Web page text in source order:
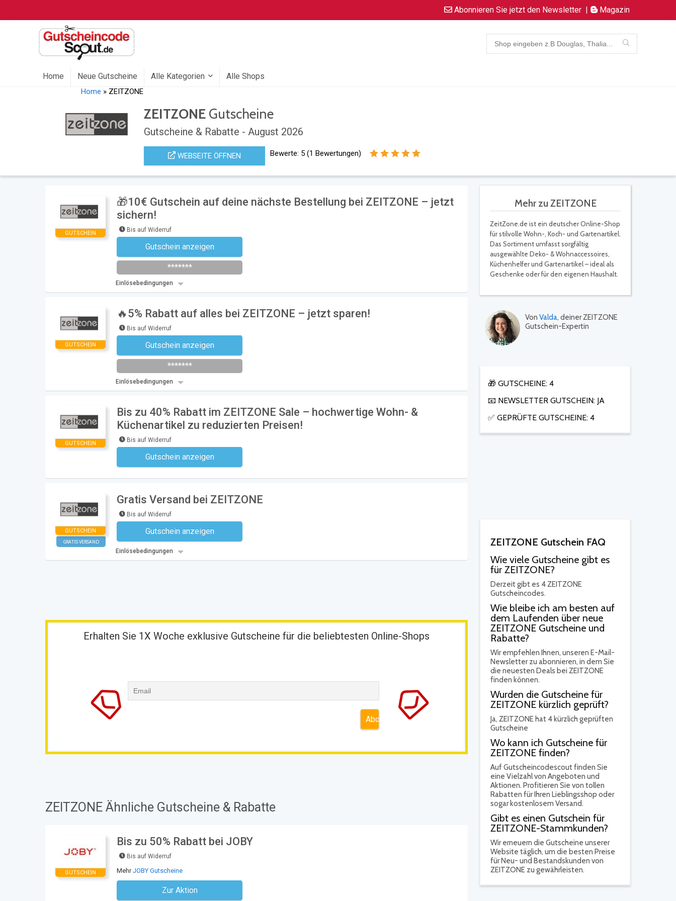
Abonnieren Sie jetzt den Newsletter | Magazin
Home Neue Gutscheine Alle Kategorien Alle Shops
Home » ZEITZONE
ZEITZONE Gutscheine
Gutscheine & Rabatte - August 2026
WEBSEITE ÖFFNEN Bewerte: 5 (1 Bewertungen)
Mehr zu ZEITZONE
ZeitZone.de ist ein deutscher Online-Shop
für stilvolle Wohn-, Koch- und Gartenartikel.
Das Sortiment umfasst sorgfältig
ausgewählte Deko- & Wohnaccessoires,
Küchenhelfer und Gartenartikel – ideal als
Geschenke oder für den eigenen Haushalt.
Von Valda, deiner ZEITZONE
Gutschein-Expertin
🎁 GUTSCHEINE: 4
📧 NEWSLETTER GUTSCHEIN: JA
✅ GEPRÜFTE GUTSCHEINE: 4
ZEITZONE Gutschein FAQ
Wie viele Gutscheine gibt es
für ZEITZONE?
Derzeit gibt es 4 ZEITZONE
Gutscheincodes.
Wie bleibe ich am besten auf
dem Laufenden über neue
ZEITZONE Gutscheine und
Rabatte?
Wir empfehlen Ihnen, unseren E-Mail-
Newsletter zu abonnieren, in dem Sie
die neuesten Deals bei ZEITZONE
finden können.
Wurden die Gutscheine für
ZEITZONE kürzlich geprüft?
Ja, ZEITZONE hat 4 kürzlich geprüften
Gutscheine
Wo kann ich Gutscheine für
ZEITZONE finden?
Auf Gutscheincodescout finden Sie
eine Vielzahl von Angeboten und
Aktionen. Profitieren Sie von tollen
Rabatten für Ihren Lieblingsshop oder
sogar kostenlosem Versand.
Gibt es einen Gutschein für
ZEITZONE-Stammkunden?
Wir erneuern die Gutscheine unserer
Website täglich, um die besten Preise
für Neu- und Bestandskunden von
ZEITZONE zu gewährleisten.
GUTSCHEIN
🎁10€ Gutschein auf deine nächste Bestellung bei ZEITZONE – jetzt
sichern!
Bis auf Widerruf
Gutschein anzeigen
Newsletter des Shops abonnieren
*******
Einlösebedingungen
GUTSCHEIN
🔥5% Rabatt auf alles bei ZEITZONE – jetzt sparen!
Bis auf Widerruf
Gutschein anzeigen
*******
Einlösebedingungen
GUTSCHEIN
Bis zu 40% Rabatt im ZEITZONE Sale – hochwertige Wohn- &
Küchenartikel zu reduzierten Preisen!
Bis auf Widerruf
Gutschein anzeigen
Kein Code notwendig
GUTSCHEIN
GRATIS VERSAND
Gratis Versand bei ZEITZONE
Bis auf Widerruf
Gutschein anzeigen
Kein Code notwendig
Einlösebedingungen
Erhalten Sie 1X Woche exklusive Gutscheine für die beliebtesten Online-Shops
ZEITZONE Ähnliche Gutscheine & Rabatte
GUTSCHEIN
Bis zu 50% Rabatt bei JOBY
Bis auf Widerruf
MehrJOBY Gutscheine
Zur AktionKein Code notwendig